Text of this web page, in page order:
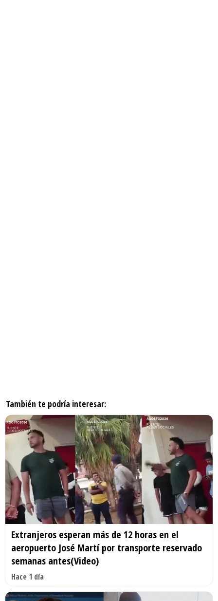
También te podría interesar:
Extranjeros esperan más de 12 horas en el
aeropuerto José Martí por transporte reservado
semanas antes(Video)
Hace 1 día